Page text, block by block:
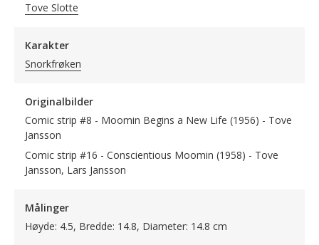
Tove Slotte
Karakter
Snorkfrøken
Originalbilder
Comic strip #8 - Moomin Begins a New Life (1956) - Tove
Jansson
Comic strip #16 - Conscientious Moomin (1958) - Tove
Jansson, Lars Jansson
Målinger
Høyde: 4.5, Bredde: 14.8, Diameter: 14.8 cm